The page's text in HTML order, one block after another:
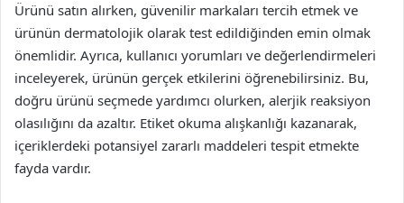
Ürünü satın alırken, güvenilir markaları tercih etmek ve
ürünün dermatolojik olarak test edildiğinden emin olmak
önemlidir. Ayrıca, kullanıcı yorumları ve değerlendirmeleri
inceleyerek, ürünün gerçek etkilerini öğrenebilirsiniz. Bu,
doğru ürünü seçmede yardımcı olurken, alerjik reaksiyon
olasılığını da azaltır. Etiket okuma alışkanlığı kazanarak,
içeriklerdeki potansiyel zararlı maddeleri tespit etmekte
fayda vardır.